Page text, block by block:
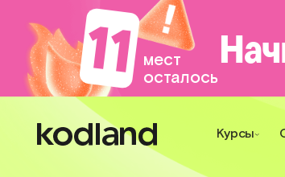
Курсы
11 мест
осталось